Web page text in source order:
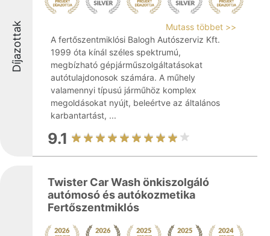
Díjazottak
Mutass többet >>
A fertőszentmiklósi Balogh Autószerviz Kft.
1999 óta kínál széles spektrumú,
megbízható gépjárműszolgáltatásokat
autótulajdonosok számára. A műhely
valamennyi típusú járműhöz komplex
megoldásokat nyújt, beleértve az általános
karbantartást, ...
9.1
Twister Car Wash önkiszolgáló
autómosó és autókozmetika
Fertőszentmiklós